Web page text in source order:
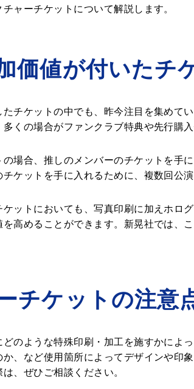
ャーチケットについて解説します。
価値が付いたチ
チケットの中でも、昨今注目を集めて
くの場合がファンクラブ特典や先行購
場合、推しのメンバーのチケットを手
ケットを手に入れるために、複数回公
ケットにおいても、写真印刷に加えホロ
を高めることができます。新晃社では、
チケットの注意
どのような特殊印刷・加工を施すかによ
か、など使用箇所によってデザインや印
、ぜひご相談ください。